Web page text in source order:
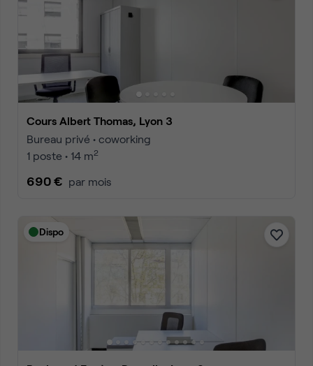
Cours Albert Thomas, Lyon 3
Bureau privé • coworking
1 poste • 14 m2
690 € par mois
Dispo